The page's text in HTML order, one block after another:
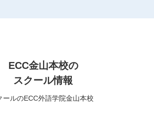
ECC金山本校の
スクール情報